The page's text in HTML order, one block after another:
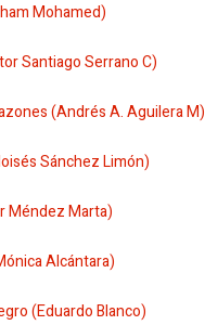
Mohamed)
Santiago Serrano C)
(Andrés A. Aguilera M)
Sánchez Limón)
Méndez Marta)
Alcántara)
(Eduardo Blanco)